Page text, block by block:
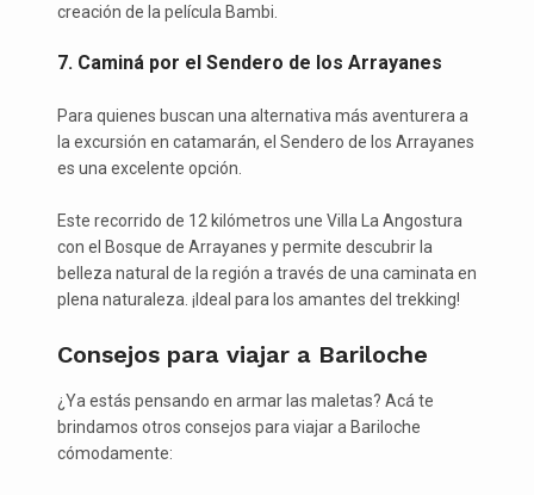
creación de la película Bambi.
7. Caminá por el Sendero de los Arrayanes
Para quienes buscan una alternativa más aventurera a
la excursión en catamarán, el Sendero de los Arrayanes
es una excelente opción.
Este recorrido de 12 kilómetros une Villa La Angostura
con el Bosque de Arrayanes y permite descubrir la
belleza natural de la región a través de una caminata en
plena naturaleza. ¡Ideal para los amantes del trekking!
Consejos para viajar a Bariloche
¿Ya estás pensando en armar las maletas? Acá te
brindamos otros consejos para viajar a Bariloche
cómodamente: